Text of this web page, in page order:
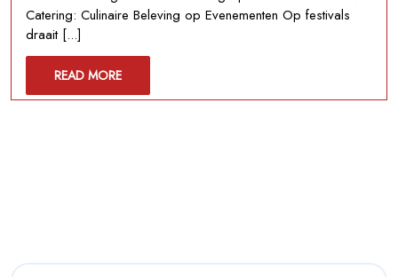
Smaakvolle
Catering
Catering: Culinaire Beleving op Evenementen Op festivals
draait [...]
READ MOREREAD
MORE